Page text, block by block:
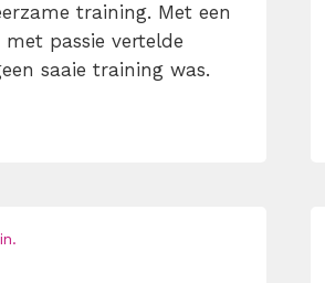
training. Met een
passie vertelde
saaie training was.